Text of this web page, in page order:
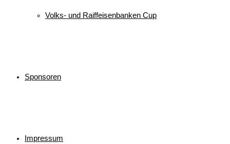
Volks- und Raiffeisenbanken Cup
Sponsoren
Impressum